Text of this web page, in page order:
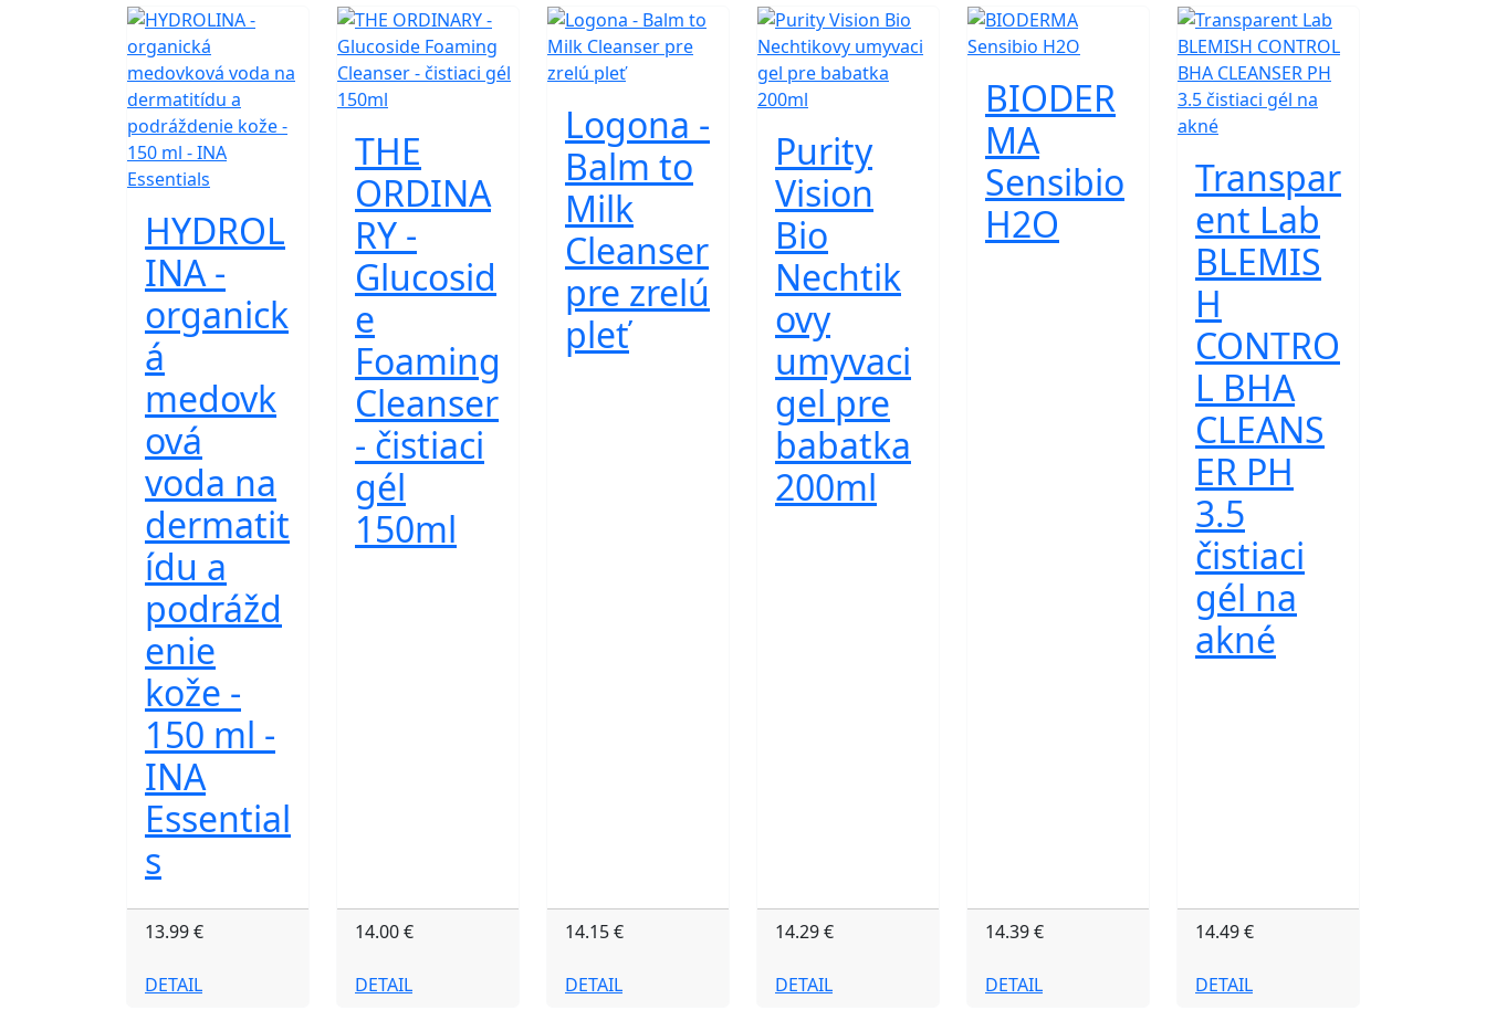
HYDROL
INA -
organick
á
medovk
ová
voda na
dermatit
ídu a
podrážd
enie
kože -
150 ml -
INA
Essential
s
13.99 €
DETAIL
THE
ORDINA
RY -
Glucosid
e
Foaming
Cleanser
- čistiaci
gél
150ml
14.00 €
DETAIL
Logona -
Balm to
Milk
Cleanser
pre zrelú
pleť
14.15 €
DETAIL
Purity
Vision
Bio
Nechtik
ovy
umyvaci
gel pre
babatka
200ml
14.29 €
DETAIL
BIODER
MA
Sensibio
H2O
14.39 €
DETAIL
Transpar
ent Lab
BLEMIS
H
CONTRO
L BHA
CLEANS
ER PH
3.5
čistiaci
gél na
akné
14.49 €
DETAIL